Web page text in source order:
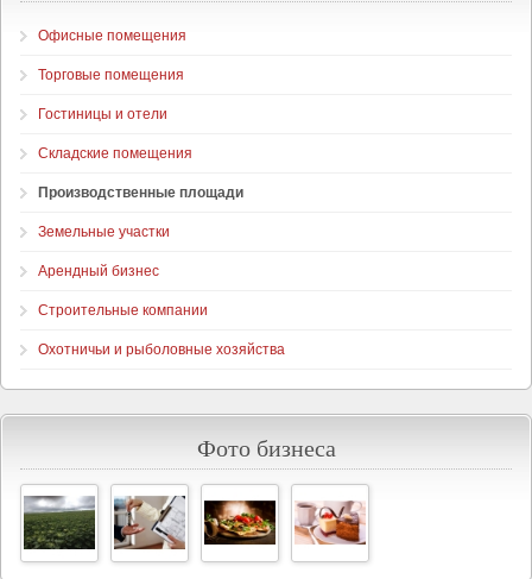
Офисные помещения
Торговые помещения
Гостиницы и отели
Складские помещения
Производственные площади
Земельные участки
Арендный бизнес
Строительные компании
Охотничьи и рыболовные хозяйства
Фото бизнеса